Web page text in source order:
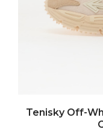
Tenisky Off-